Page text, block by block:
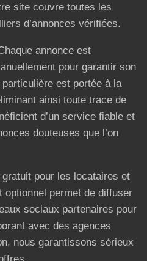
site couvre toutes les
d’annonces vérifiées.
annonce est
pour garantir son
est portée à la
ainsi toute trace de
d’un service fiable et
douteuses que l’on
pour les locataires et
optionnel permet de diffuser
sociaux partenaires pour
avec des agences
nous garantissons sérieux